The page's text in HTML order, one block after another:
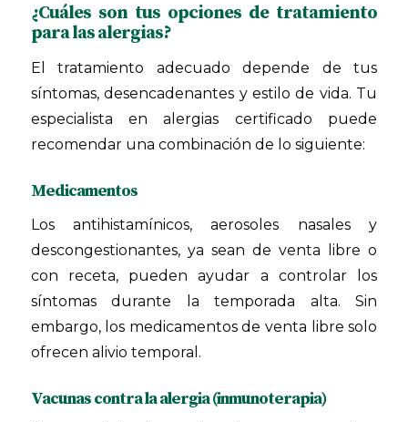
¿Cuáles son tus opciones de tratamiento
para las alergias?
El tratamiento adecuado depende de tus
síntomas, desencadenantes y estilo de vida. Tu
especialista en alergias certificado puede
recomendar una combinación de lo siguiente:
Medicamentos
Los antihistamínicos, aerosoles nasales y
descongestionantes, ya sean de venta libre o
con receta, pueden ayudar a controlar los
síntomas durante la temporada alta. Sin
embargo, los medicamentos de venta libre solo
ofrecen alivio temporal.
Vacunas contra la alergia (inmunoterapia)